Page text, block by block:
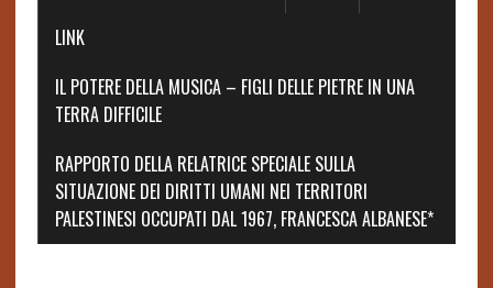
LINK
IL POTERE DELLA MUSICA – FIGLI DELLE PIETRE IN UNA
TERRA DIFFICILE
RAPPORTO DELLA RELATRICE SPECIALE SULLA
SITUAZIONE DEI DIRITTI UMANI NEI TERRITORI
PALESTINESI OCCUPATI DAL 1967, FRANCESCA ALBANESE*